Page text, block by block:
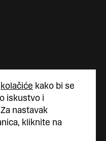
kolačiće kako bi se
iskustvo i
nastavak
kliknite na